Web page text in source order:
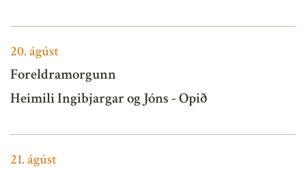
20.ágúst
Foreldramorgunn
Heimili Ingibjargar og Jóns - Opið
21.ágúst